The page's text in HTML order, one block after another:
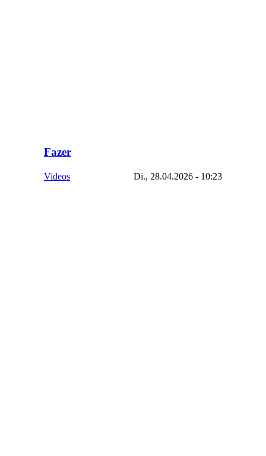
Fazer
Videos Di., 28.04.2026 - 10:23